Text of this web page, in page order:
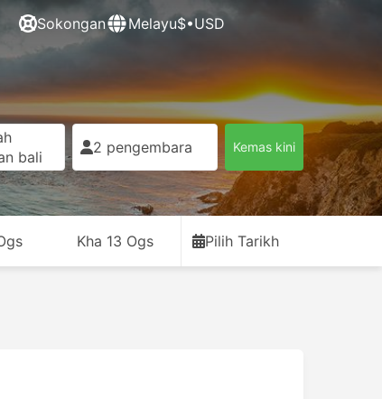
Sokongan Melayu$•USD
bali
2 pengembara Kemas kini
Kha 13 Ogs Pilih Tarikh